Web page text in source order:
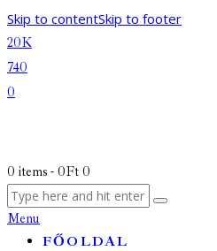
Skip to contentSkip to footer
20K
740
0
0 items - 0Ft 0
Menu
FŐOLDAL